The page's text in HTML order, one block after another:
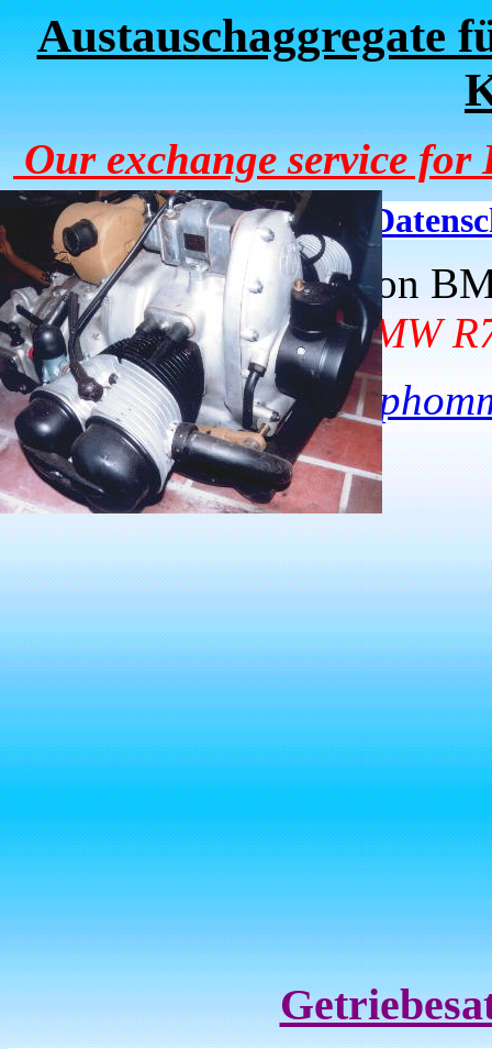
Austauschaggregate
Our exchange service for
Hier einige Fotos von
here photos of BMW